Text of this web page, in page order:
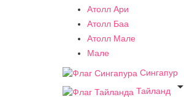
Атолл Ари
Атолл Баа
Атолл Мале
Мале
Сингапур
Тайланд
